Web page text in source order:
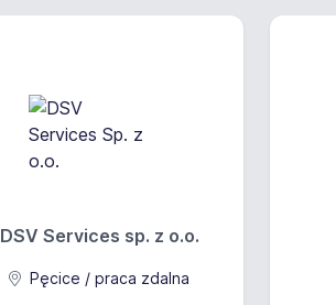
DSV Services sp. z o.o.
Pęcice / praca zdalna